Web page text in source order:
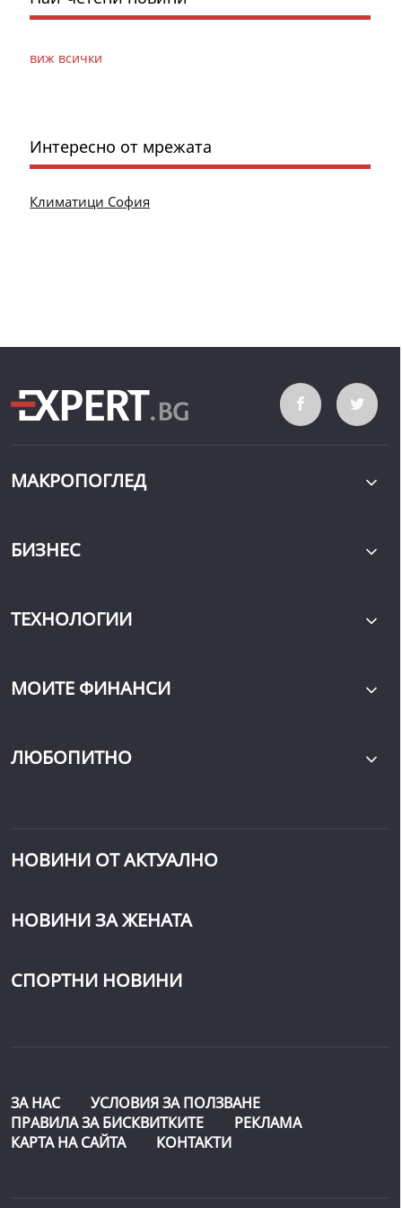
виж всички
Интересно от мрежата
Климатици София
МАКРОПОГЛЕД
БИЗНЕС
ТЕХНОЛОГИИ
МОИТЕ ФИНАНСИ
ЛЮБОПИТНО
НОВИНИ ОТ АКТУАЛНО
НОВИНИ ЗА ЖЕНАТА
СПОРТНИ НОВИНИ
ЗА НАС
УСЛОВИЯ ЗА ПОЛЗВАНЕ
ПРАВИЛА ЗА БИСКВИТКИТЕ
РЕКЛАМА
КАРТА НА САЙТА
КОНТАКТИ